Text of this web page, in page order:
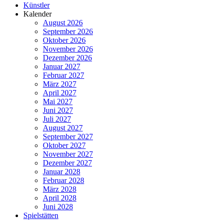
Künstler
Kalender
August 2026
September 2026
Oktober 2026
November 2026
Dezember 2026
Januar 2027
Februar 2027
März 2027
April 2027
Mai 2027
Juni 2027
Juli 2027
August 2027
September 2027
Oktober 2027
November 2027
Dezember 2027
Januar 2028
Februar 2028
März 2028
April 2028
Juni 2028
Spielstätten